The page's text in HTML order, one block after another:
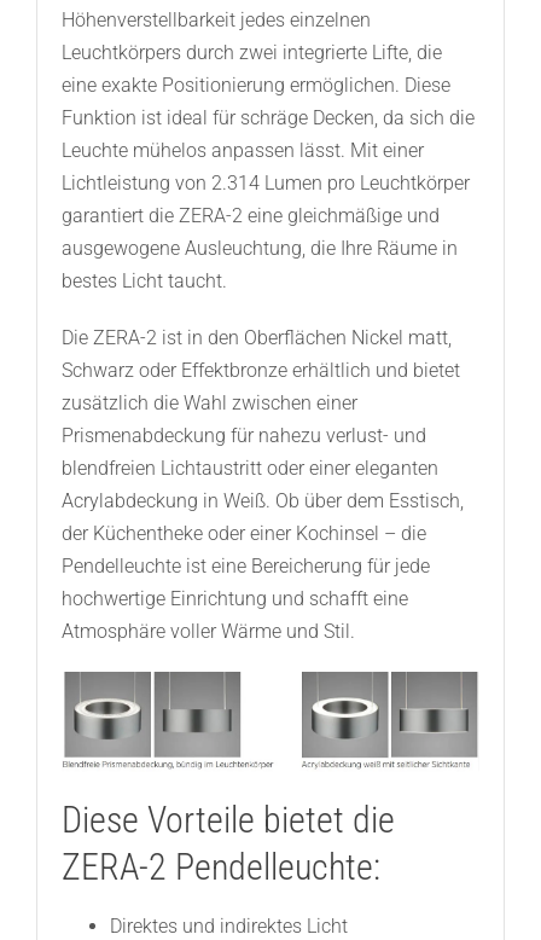
Höhenverstellbarkeit jedes einzelnen
Leuchtkörpers durch zwei integrierte Lifte, die
eine exakte Positionierung ermöglichen. Diese
Funktion ist ideal für schräge Decken, da sich die
Leuchte mühelos anpassen lässt. Mit einer
Lichtleistung von 2.314 Lumen pro Leuchtkörper
garantiert die ZERA-2 eine gleichmäßige und
ausgewogene Ausleuchtung, die Ihre Räume in
bestes Licht taucht.
Die ZERA-2 ist in den Oberflächen Nickel matt,
Schwarz oder Effektbronze erhältlich und bietet
zusätzlich die Wahl zwischen einer
Prismenabdeckung für nahezu verlust- und
blendfreien Lichtaustritt oder einer eleganten
Acrylabdeckung in Weiß. Ob über dem Esstisch,
der Küchentheke oder einer Kochinsel – die
Pendelleuchte ist eine Bereicherung für jede
hochwertige Einrichtung und schafft eine
Atmosphäre voller Wärme und Stil.
Diese Vorteile bietet die
ZERA-2 Pendelleuchte:
Direktes und indirektes Licht